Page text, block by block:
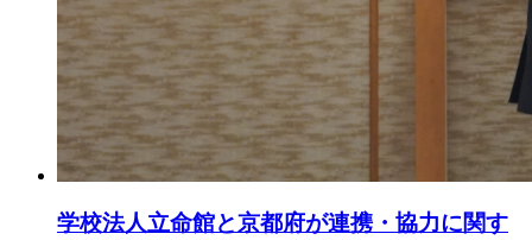
学校法人立命館と京都府が連携・協力に関す